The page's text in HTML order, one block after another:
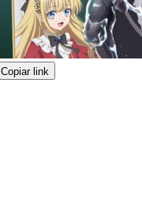
Copiar link